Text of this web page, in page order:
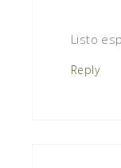
Listo
Reply